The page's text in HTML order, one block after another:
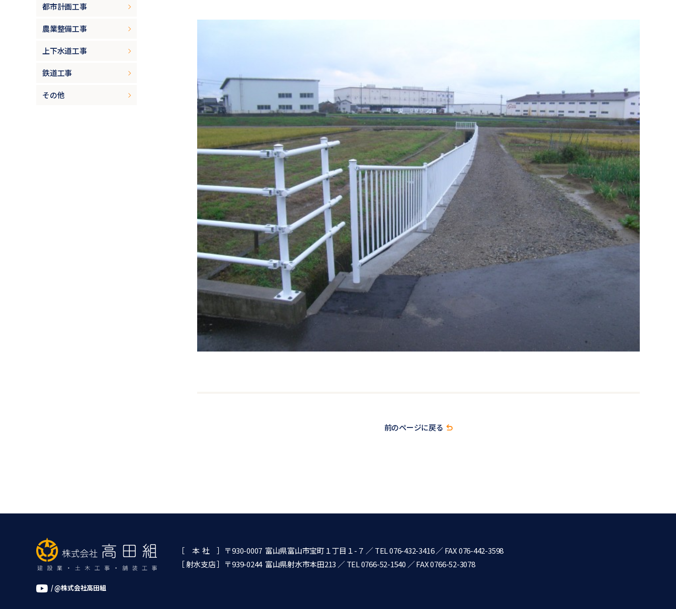
都市計画工事
農業整備工事
上下水道工事
鉄道工事
その他
前のページに戻る
［ 本 社 ］ 〒930-0007 富山県富山市宝町１丁目１-７ ／TEL 076-432-3416／ FAX 076-442-3598
［ 射水支店 ］ 〒939-0244 富山県射水市本田213 ／TEL 0766-52-1540 ／ FAX 0766-52-3078
/ @株式会社高田組